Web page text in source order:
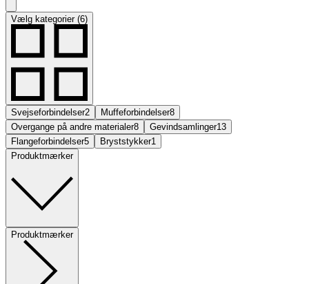
Vælg kategorier (6)
Svejseforbindelser2 Muffeforbindelser8
Overgange på andre materialer8 Gevindsamlinger13
Flangeforbindelser5 Bryststykker1
Produktmærker
Produktmærker